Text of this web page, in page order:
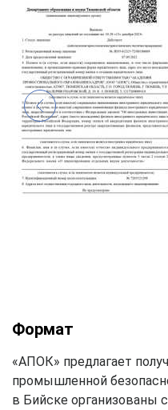
Формат
«АПОК» предлагает
промышленной
в Бийске организованы